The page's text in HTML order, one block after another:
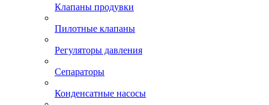
Клапаны продувки
Пилотные клапаны
Регуляторы давления
Сепараторы
Конденсатные насосы